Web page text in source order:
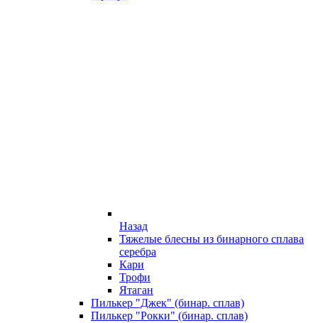
Назад
Тяжелые блесны из бинарного сплава
серебра
Кари
Трофи
Ятаган
Пилькер "Джек" (бинар. сплав)
Пилькер "Рокки" (бинар. сплав)